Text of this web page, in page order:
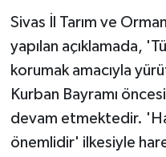
Sivas İl Tarım ve
yapılan açıklamada,
korumak amacıyla
Kurban Bayramı
devam etmektedir.
önemlidir' ilkesiyle